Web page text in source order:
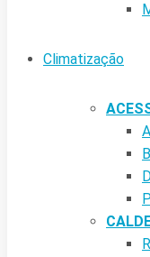
Climatização